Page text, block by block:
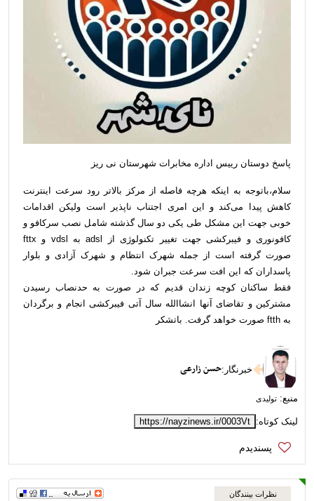
پاسخ دوستان رییس اداره مخابرات شهرستان نی ریز
سلام،باتوجه به اینکه هرچه فاصله از مرکز بالاتر رود سرعت اینترنت
کاهش پیدا می‌کند و این امری اجتناب ناپذیر است ولیکن اقدامات
خوبی جهت این مشکل طی یکی دو سال گذشته شامل نصب سرکافو و
کافونوری و فیبرکشی جهت تغییر تکنولوژی از adsl به vdsl و fttx
صورت گرفته است از جمله شهرک انتظام و شهرک آزادی و بلوار
پاسداران که این افت سرعت جبران شود.
فقط ساکنان کوچه زندان قدیم که در صورت به حدنصاب رسیدن
مشترکین و تقاضای آنها انشاالله سال آتی فیبرکشی انجام و برگردان
به ftth صورت خواهد گرفت. باتشکر
خبرنگار :حسن زارعی
منبع: تولیدی
لینک کوتاه: https://nayzinews.ir/0003Vt
نظرات بینندگان